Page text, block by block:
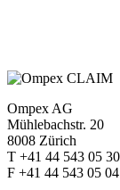
Ompex AG
Mühlebachstr. 20
8008 Zürich
T +41 44 543 05 30
F +41 44 543 05 04